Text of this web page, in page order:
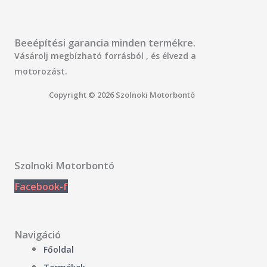
Beeépítési garancia minden termékre.
Vásárolj megbízható forrásból , és élvezd a
motorozást.
Copyright © 2026 Szolnoki Motorbontó
Szolnoki Motorbontó
Facebook-f
Navigáció
Főoldal